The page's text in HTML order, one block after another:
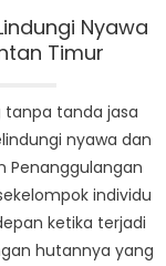
Loa
Upaya
Nyawa
Timur
tanpa tanda jasa
nyawa dan
Penanggulangan
individu
ketika terjadi
hutannya yang